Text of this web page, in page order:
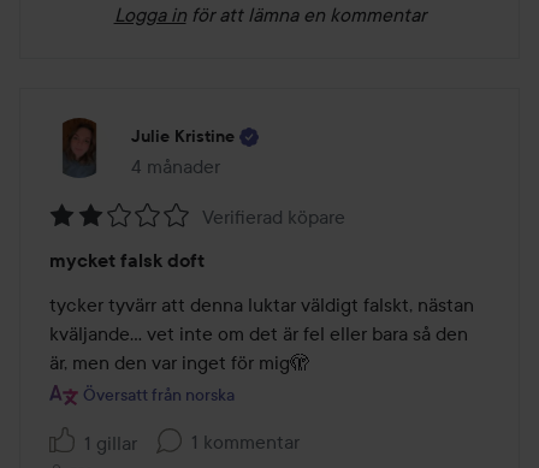
Logga in för att lämna en kommentar
Julie Kristine
4 månader
Inlägget skapades 4 månader
2
av
5
Verifierad köpare
mycket falsk doft
tycker tyvärr att denna luktar väldigt falskt, nästan
kväljande... vet inte om det är fel eller bara så den
är, men den var inget för mig🫣
Översatt från norska
1 gillar 1 kommentar